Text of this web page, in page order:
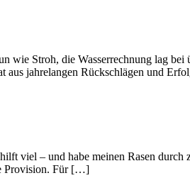
wie Stroh, die Wasserrechnung lag
aus jahrelangen Rückschlägen und
viel – und habe meinen Rasen
Provision. Für […]